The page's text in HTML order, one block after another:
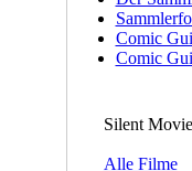
Comic
Comic
Silent
Alle Filme